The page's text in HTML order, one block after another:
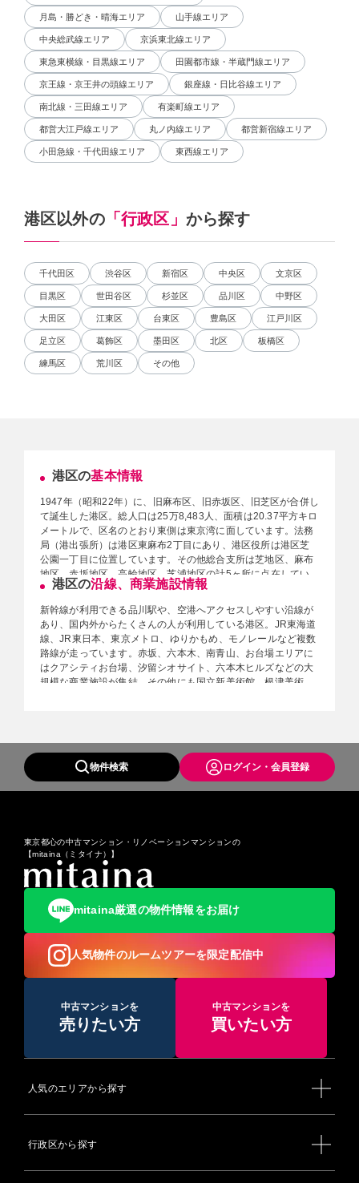
月島・勝どき・晴海エリア 山手線エリア
中央総武線エリア 京浜東北線エリア
東急東横線・目黒線エリア 田園都市線・半蔵門線エリア
京王線・京王井の頭線エリア 銀座線・日比谷線エリア
南北線・三田線エリア 有楽町線エリア
都営大江戸線エリア 丸ノ内線エリア 都営新宿線エリア
小田急線・千代田線エリア 東西線エリア
港区以外の「行政区」 から探す
千代田区 渋谷区 新宿区 中央区 文京区
目黒区 世田谷区 杉並区 品川区 中野区
大田区 江東区 台東区 豊島区 江戸川区
足立区 葛飾区 墨田区 北区 板橋区
練馬区 荒川区 その他
港区の基本情報
1947年（昭和22年）に、旧麻布区、旧赤坂区、旧芝区が合併し
て誕生した港区。総人口は25万8,483人、面積は20.37平方キロ
メートルで、区名のとおり東側は東京湾に面しています。法務
局（港出張所）は港区東麻布2丁目にあり、港区役所は港区芝
公園一丁目に位置しています。その他総合支所は芝地区、麻布
地区、赤坂地区、高輪地区、芝浦地区の計5ヶ所に点在してい
ます。スポーツセンターは港区芝浦にあり、施設内にはアリー
ナ、競技場、道場、プール、トレーニングパークなどが完備さ
れています。図書館も7つの地区に点在しています。芝、新
橋、汐留、虎ノ門、三田などは大規模なオフィスエリアになっ
ており、外資系企業や大使館が多数あるため、港区は多くの外
国人が居住しています。港区には18の公立小学校があり、特に
人気の小学校は白金小学校・青南小学校・赤羽小学校などがあ
・本庁：港区役所
・総合支所：芝地区総合支所／麻布地区総合支所／赤坂地区総
合支所／高輪地区総合支所／芝浦港南地区総合支所
◆区民避難所：御成門小学校／芝小学校／港勤労福祉会館／御
成門中学校／生涯学習センター／エコプラザ／福祉プラザさく
ら川／神明子ども中高生プラザ・神明いきいきプラザ／虎ノ門
いきいきプラザ／三田いきいきプラザ／麻布小学校／旧飯倉小
学校／本村小学校／東町小学校／笄小学校／六本木中学校／高
陵中学校／南山小学校／麻布区民センター／南麻布いきいきプ
ラザ／麻布子ども中高生プラザ／ありすいきいきプラザ／西麻
布いきいきプラザ／飯倉いきいきプラザ／赤坂小学校／青山小
学校／青南小学校／赤坂中学校／青山中学校／赤坂区民センタ
ー／サン・サン赤坂（赤坂子ども中高生プラザ）／赤坂いきい
学校／高輪区民センター／白金小学校／旧三光小学校／白金の
丘学園白金の丘小・中学校 ／旧神応小学校／三田中学校／高松
中学校／高輪台小学校／高輪子ども中高生プラザ／豊岡いきい
ー・男女平等参画センター）／港南子ども中高生プラザ／港南
の活用はなされません。
港区の沿線、商業施設情報
新幹線が利用できる品川駅や、空港へアクセスしやすい沿線が
あり、国内外からたくさんの人が利用している港区。JR東海道
線、JR東日本、東京メトロ、ゆりかもめ、モノレールなど複数
路線が走っています。赤坂、六本木、南青山、お台場エリアに
はクアシティお台場、汐留シオサイト、六本木ヒルズなどの大
規模な商業施設が集結、その他にも国立新美術館、根津美術
◆駅一覧
【東海旅客鉄道（JR東海）】
・JR東海道新幹線 品川駅
・JR東海道線・横須賀線 新橋駅 - 品川駅
【東京地下鉄（東京メトロ）】
・東京メトロ銀座線 表参道駅 - 外苑前駅 - 青山一丁目駅 - 赤
坂見附駅 - （溜池山王駅） - 虎ノ門駅 - 新橋駅
・東京メトロ丸ノ内線 赤坂見附駅
・東京メトロ日比谷線 広尾駅 - 六本木駅 - 神谷町駅 - 虎ノ門
・東京メトロ千代田線 表参道駅 - 乃木坂駅 - 赤坂駅
・東京メトロ半蔵門線 表参道駅 - 青山一丁目駅
【東京都交通局（都営地下鉄）】
・都営浅草線 高輪台駅 - 泉岳寺駅 - 三田駅 - 大門駅 - 新橋駅
・都営三田線 白金台駅 - 白金高輪駅 - 三田駅 - 芝公園駅 - 御成
・都営大江戸線 青山一丁目駅 - 六本木駅 - 麻布十番駅 - 赤羽
【京浜急行電鉄】
【ゆりかもめ】
芝駅 - 日の出駅 - 芝浦ふ頭駅 - お台場海浜公園駅 - 台場駅
羽田空港線 モノレール浜松町駅
物件検索 ログイン・会員登録
東京都心の中古マンション・リノベーションマンションの
【mitaina（ミタイナ）】
mitaina厳選の物件情報をお届け
人気物件のルームツアーを限定配信中
中古マンションを
売りたい方
中古マンションを
買いたい方
人気のエリアから探す
行政区から探す